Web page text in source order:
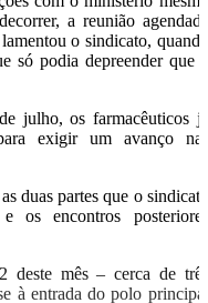
a reunião agendada
o sindicato, quando
só podia depreender que a
julho, os farmacêuticos já
exigir um avanço nas
duas partes que o sindicato
os encontros posteriores
mês – cerca de três
à entrada do polo principal